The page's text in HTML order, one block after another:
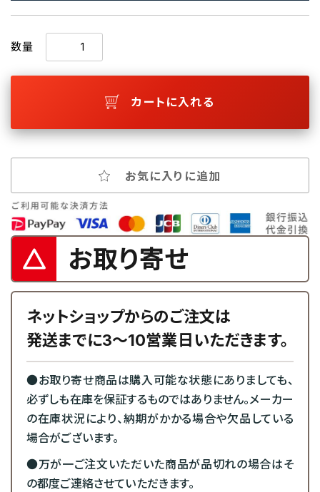
数量
カートに入れる
お気に入りに追加
お取り寄せ
ネットショップからのご注文は
発送までに3～10営業日いただきます。
●お取り寄せ商品は購入可能な状態にありましても、
必ずしも在庫を保証するものではありません。メーカー
の在庫状況により、納期がかかる場合や欠品している
場合がございます。
●万が一ご注文いただいた商品が品切れの場合はそ
の都度ご連絡させていただきます。